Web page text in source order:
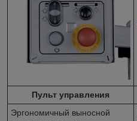
Пульт управления
Эргономичный выносной